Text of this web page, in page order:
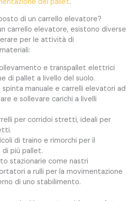
di un carrello elevatore?
carrello elevatore, esistono diverse
per le attività di
e transpallet elettrici
di pallet a livello del suolo.
manuale e carrelli elevatori ad
e sollevare carichi a livelli
per corridoi stretti, ideali per
di traino e rimorchi per il
più pallet.
stazionarie come nastri
a rulli per la movimentazione
di uno stabilimento.